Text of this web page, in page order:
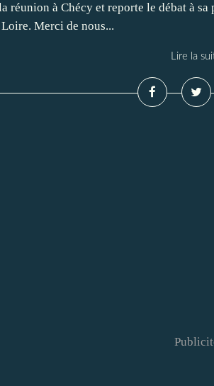
réunion à Chécy et reporte le débat à
Merci de nous...
Lire la